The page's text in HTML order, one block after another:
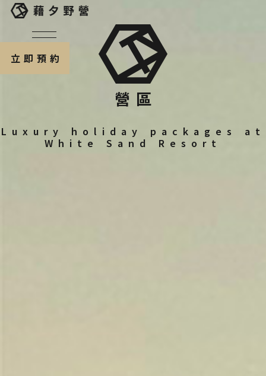
立即預約
營區
Luxury holiday packages at
White Sand Resort